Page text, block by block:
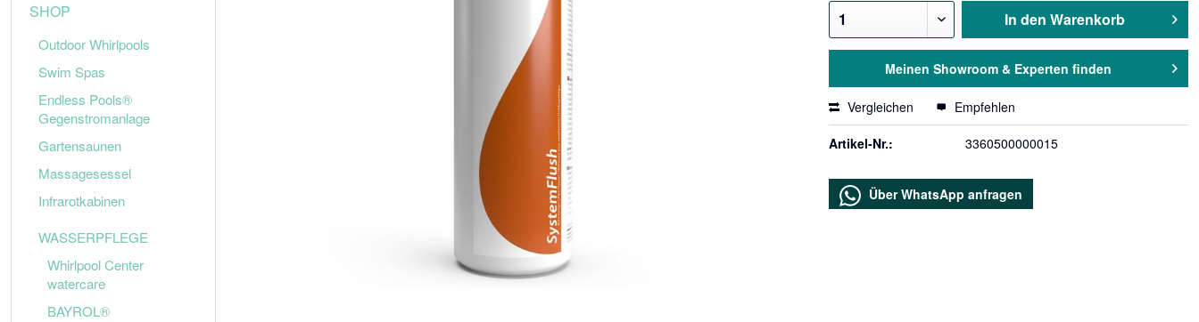
SHOP
Outdoor Whirlpools
Swim Spas
Endless Pools®
Gegenstromanlage
Gartensaunen
Massagesessel
Infrarotkabinen
WASSERPFLEGE
Whirlpool Center
watercare
BAYROL®
In den Warenkorb
Meinen Showroom & Experten finden
Vergleichen Empfehlen
Artikel-Nr.: 3360500000015
Über WhatsApp anfragen